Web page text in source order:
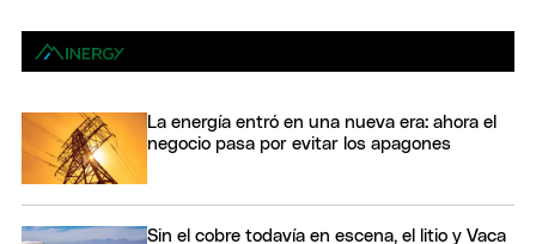
La energía entró en una nueva era: ahora el
negocio pasa por evitar los apagones
Sin el cobre todavía en escena, el litio y Vaca